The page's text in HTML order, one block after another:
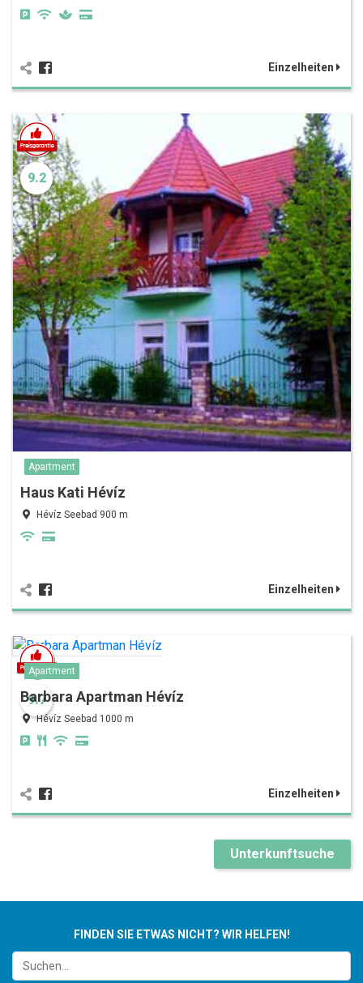
Einzelheiten
9.2
Apartment
Haus Kati Hévíz
Hévíz Seebad 900 m
Einzelheiten
9.7
Apartment
Barbara Apartman Hévíz
Hévíz Seebad 1000 m
Einzelheiten
Unterkunftsuche
FINDEN SIE ETWAS NICHT? WIR HELFEN!